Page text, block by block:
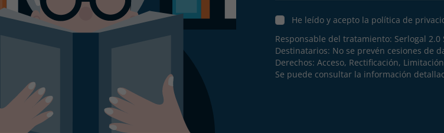
He leído y acepto la política de
Responsable del tratamiento: Serlogal 2.0
Destinatarios: No se prevén cesiones de
Derechos: Acceso, Rectificación,
Se puede consultar la información